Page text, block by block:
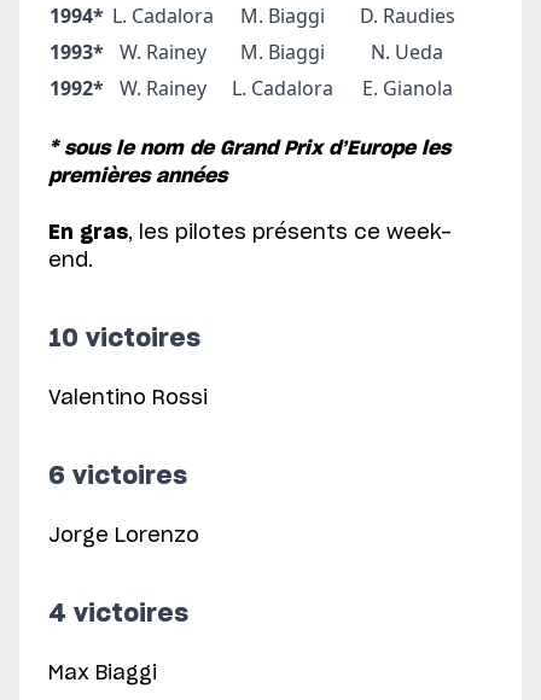
1994* L. Cadalora M. Biaggi
D. Raudies
1993* W. Rainey M. Biaggi
N. Ueda
1992* W. Rainey L. Cadalora E. Gianola
* sous le nom de Grand Prix d’Europe les
premières années
En gras, les pilotes présents ce week-
end.
10 victoires
Valentino Rossi
6 victoires
Jorge Lorenzo
4 victoires
Max Biaggi